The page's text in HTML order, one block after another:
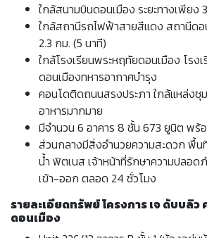
ใกล้สนามบินดอนเมือง ระยะทางเพียง
ใกล้สถานีรถไฟฟ้าสายสีแดง สถานีดอ
2.3 กม. (5 นาที)
ใกล้โรงเรียนพระหฤทัยดอนเมือง โรง
ดอนเมืองทหารอากาศบำรุง
คอนโดติดถนนสรงประภา ใกล้แหล่งชุ
อาหารมากมาย
มีจำนวน 6 อาคาร 8 ชั้น 673 ยูนิต พร้
ส่วนกลางมีสิ่งอำนวยความสะดวก พื้น
น้ำ ฟิตเนส เจ้าหน้าที่รักษาความปลอ
เข้า-ออก ตลอด 24 ชั่วโมง
รายละเอียดทรัพย์ โครงการ เจ ดับบลิว
ดอนเมือง